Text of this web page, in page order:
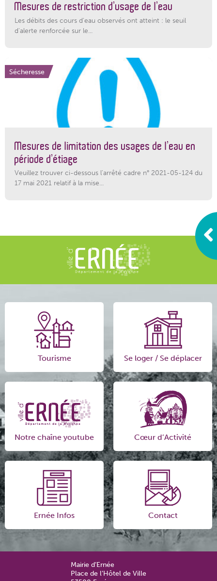
Mesures de restriction d’usage de l’eau
Les débits des cours d'eau observés ont atteint : le seuil
d'alerte renforcée sur le...
Sécheresse
Mesures de limitation des usages de l’eau en
période d’étiage
Veuillez trouver ci-dessous l'arrêté cadre n° 2021-05-124 du
17 mai 2021 relatif à la mise...
Tourisme Se loger / Se déplacer
Notre chaîne youtube Cœur d’Activité
Ernée Infos Contact
Mairie d’Ernée
Place de l’Hôtel de Ville